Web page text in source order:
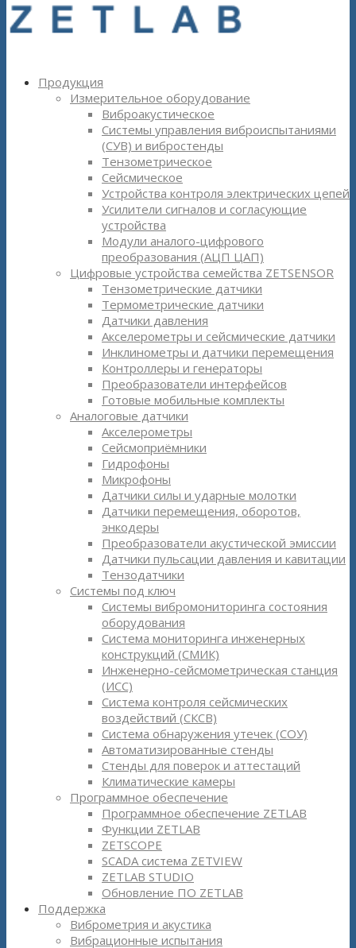
Продукция
Измерительное оборудование
Виброакустическое
Системы управления виброиспытаниями
(СУВ) и вибростенды
Тензометрическое
Сейсмическое
Устройства контроля электрических цепей
Усилители сигналов и согласующие
устройства
Модули аналого-цифрового
преобразования (АЦП ЦАП)
Цифровые устройства семейства ZETSENSOR
Тензометрические датчики
Термометрические датчики
Датчики давления
Акселерометры и сейсмические датчики
Инклинометры и датчики перемещения
Контроллеры и генераторы
Преобразователи интерфейсов
Готовые мобильные комплекты
Аналоговые датчики
Акселерометры
Сейсмоприёмники
Гидрофоны
Микрофоны
Датчики силы и ударные молотки
Датчики перемещения, оборотов,
энкодеры
Преобразователи акустической эмиссии
Датчики пульсации давления и кавитации
Тензодатчики
Системы под ключ
Системы вибромониторинга состояния
оборудования
Система мониторинга инженерных
конструкций (СМИК)
Инженерно-сейсмометрическая станция
(ИСС)
Система контроля сейсмических
воздействий (СКСВ)
Система обнаружения утечек (СОУ)
Автоматизированные стенды
Стенды для поверок и аттестаций
Климатические камеры
Программное обеспечение
Программное обеспечение ZETLAB
Функции ZETLAB
ZETSCOPE
SCADA система ZETVIEW
ZETLAB STUDIO
Обновление ПО ZETLAB
Поддержка
Виброметрия и акустика
Вибрационные испытания